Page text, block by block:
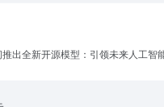
出全新开源模型：引领未来人工智